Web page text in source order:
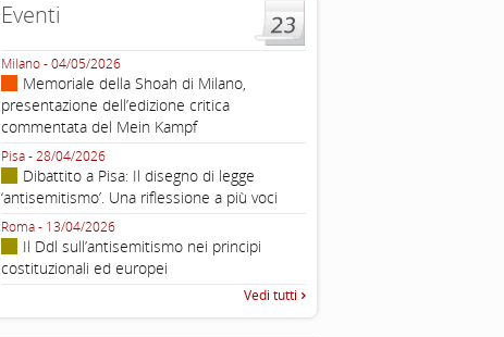
Eventi
Milano - 04/05/2026
Memoriale della Shoah di Milano,
presentazione dell’edizione critica
commentata del Mein Kampf
Pisa - 28/04/2026
Dibattito a Pisa: Il disegno di legge
‘antisemitismo’. Una riflessione a più voci
Roma - 13/04/2026
Il Ddl sull’antisemitismo nei principi
costituzionali ed europei
Vedi tutti